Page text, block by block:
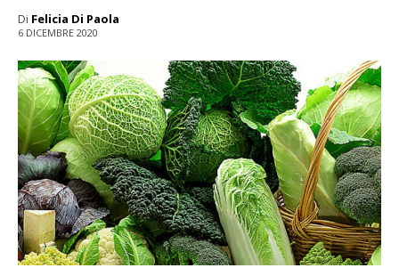
Di Felicia Di Paola
6 DICEMBRE 2020